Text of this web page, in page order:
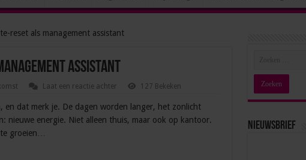
reset als management assistant
assistant
Laat een reactie achter 127 Bekeken
en dat merk je. De dagen worden langer, het zonlicht
nieuwe energie. Niet alleen thuis, maar ook op kantoor.
groeien…
Nieuwsbrief